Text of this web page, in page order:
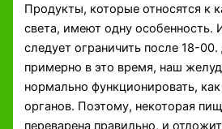
Продукты, которые относятся к
света, имеют одну особенность.
следует ограничить после 18-
примерно в это время, наш
нормально функционировать,
органов. Поэтому, некоторая
переварена правильно, и